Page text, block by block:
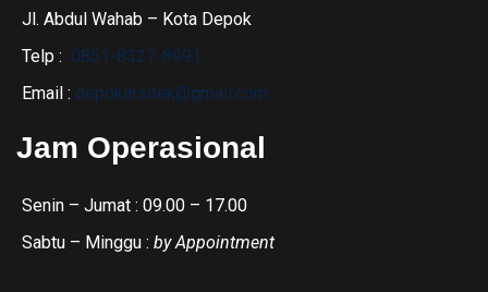
Jl. Abdul Wahab – Kota Depok
Telp : 0851-8327-8991
Email : depokarsitek@gmail.com
Jam Operasional
Senin – Jumat : 09.00 – 17.00
Sabtu – Minggu : by Appointment